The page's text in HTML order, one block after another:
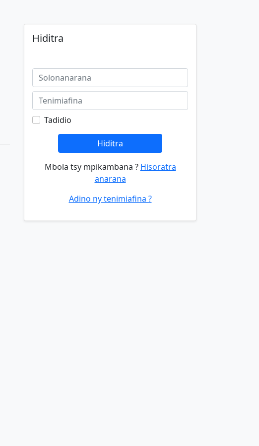
Hiditra
Tadidio
Hiditra
Mbola tsy mpikambana ? Hisoratra
anarana
Adino ny tenimiafina ?